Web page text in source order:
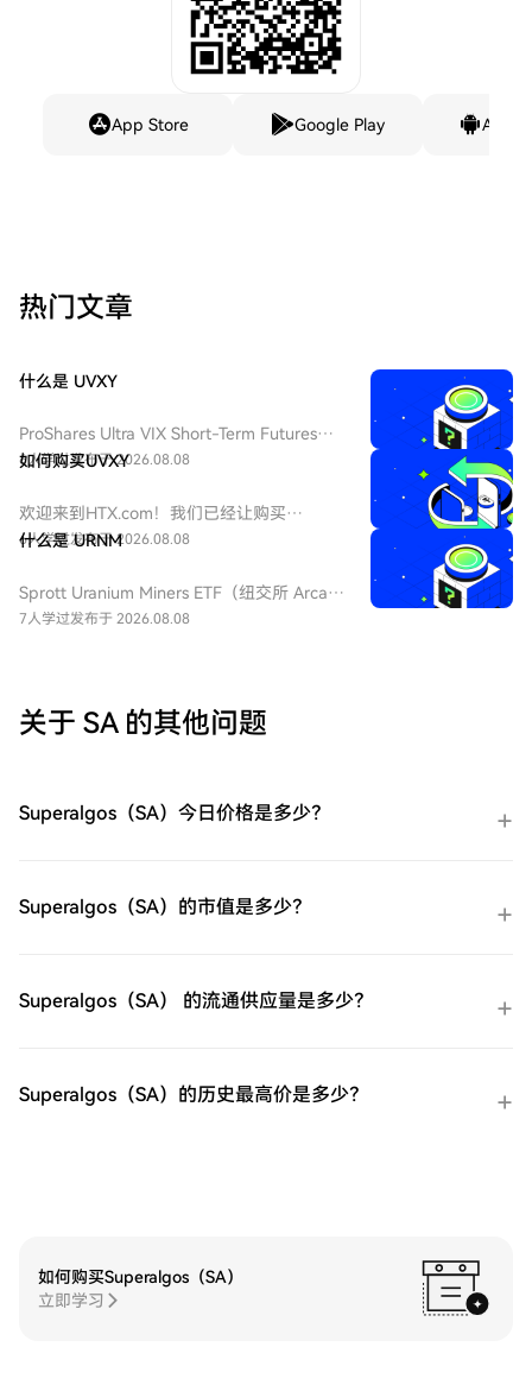
App Store Google Play
热门文章
什么是 UVXY
ProShares Ultra VIX Short-Term Futures
ETF（纽交所 Arca 代码：UVXY），中文：
ETF 为每日 2 倍杠杆做多 VIX 短期期货产
品，挂钩标普 500 短期波动率期货指数，该
基金通常用于在美股市场波动加剧或恐慌情
特性和期货展期成本，它不适合长期持有。
6人学过发布于 2026.08.08
如何购买UVXY
欢迎来到HTX.com！我们已经让购买
ProShares 两倍做多短期 VIX 期货
逐步指南，放心开始您的加密货币之旅。第
一步：创建您的HTX账户使用您的电子邮
或Mastercard即时购买ProShares 两倍做多
Pay等流行支付方法以增加便利性。C2C购
者提供个性化服务和竞争性汇率。第三步：
存储您的ProShares 两倍做多短期 VIX 期货
在您的HTX账户钱包中。您也可以通过区块
链转账将其发送到其他地方或者用于交易其
货市场轻松交易ProShares 两倍做多短期 VIX
期货ETF（UVXY)。访问您的账户，选择您的
6人学过发布于 2026.08.08
什么是 URNM
Sprott Uranium Miners ETF（纽交所 Arca
代码：URNM），中文：无（bn无），传统
铀持有企业，受益全球清洁能源转型与核电
需求增长，是美股稀缺铀矿赛道投资工具。
7人学过发布于 2026.08.08
关于 SA 的其他问题
Superalgos（SA）今日价格是多少？
Superalgos（SA）的市值是多少？
Superalgos（SA） 的流通供应量是多少？
Superalgos（SA）的历史最高价是多少？
如何购买Superalgos（SA）
立即学习